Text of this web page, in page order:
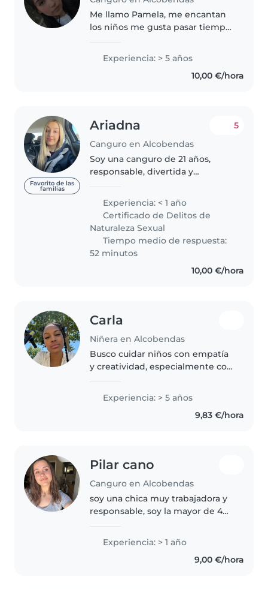
Me llamo Pamela, me encantan
los niños me gusta pasar tiempo
paciencia, puedo ayudar con los
deberes y jugar con ellos
Experiencia: > 5 años
10,00 €/hora
Favorito de las
familias
Ariadna
Canguro en Alcobendas
5
Soy una canguro de 21 años,
responsable, divertida y
cuidando de niños, me gusta
hacer actividades creativas como
manualidades, música y juegos.
Además,..
Experiencia: < 1 año
Certificado de Delitos de
Naturaleza Sexual
Tiempo medio de respuesta:
52 minutos
10,00 €/hora
Carla
Niñera en Alcobendas
Busco cuidar niños con empatía
y creatividad, especialmente con
alimentarias, autismo o TDAH.
Con cinco años de experiencia
Experiencia: > 5 años
9,83 €/hora
Pilar cano
Canguro en Alcobendas
soy una chica muy trabajadora y
responsable, soy la mayor de 4
canguro varias veces con
vecinos. Me encantan los niños..
Experiencia: > 1 año
9,00 €/hora